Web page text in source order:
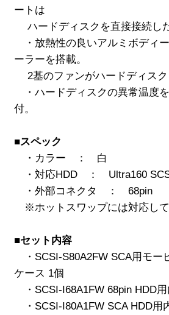
ートは
ハードディスクを直接接続し
・放熱性の良いアルミボディ
ーラーを搭載。
2基のファンがハードディスク
・ハードディスクの異常温度
付。
■スペック
・カラー ： 白
・対応HDD ： Ultra160
・外部コネクタ ： 68pin
※ホットスワップには対応し
■セット内容
・SCSI-S80A2FW SCA用モー
ケース 1個
・SCSI-I68A1FW 68pin HDD
・SCSI-I80A1FW SCA HDD用